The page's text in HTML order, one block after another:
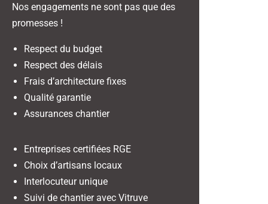
Nos engagements ne sont pas que des
promesses !
Respect du budget
Respect des délais
Frais d’architecture fixes
Qualité garantie
Assurances chantier
Entreprises certifiées RGE
Choix d’artisans locaux
Interlocuteur unique
Suivi de chantier avec Vitruve